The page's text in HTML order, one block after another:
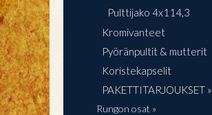
Pulttijako 4x114,3
Kromivanteet
Pyöränpultit & mutterit
Koristekapselit
PAKETTITARJOUKSET »
Rungon osat »